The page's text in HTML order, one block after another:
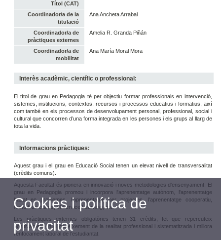
Títol (CAT)
Coordinador/a de la
titulació
Ana Ancheta Arrabal
Coordinador/a de
pràctiques externes
Amelia R. Granda Piñán
Coordinador/a de
mobilitat
Ana María Moral Mora
Interès acadèmic, científic o professional:
El títol de grau en Pedagogia té per objectiu formar professionals en intervenció,
sistemes, institucions, contextos, recursos i processos educatius i formatius, així
com també en els processos de desenvolupament personal, professional, social i
cultural que concorren d’una forma integrada en les persones i els grups al llarg de
tota la vida.
Informacions pràctiques:
Aquest grau i el grau en Educació Social tenen un elevat nivell de transversalitat
(crèdits comuns).
Aquesta Facultat és pionera en innovació i noves metodologies d'ensenyament. El
grau en Pedagogia promou i incorpora l'aprenentatge autònom, l'aprenentatge
basat en problemes, l'aprenentatge per projectes, l'aprenentatge cooperatiu,
l'estudi de casos, el Service Learning, etc.
Les pràctiques externes obligatòries tenen 31 crèdits, fet que repercuteix
positivament en el coneixement de la realitat professional i sistematitzada i millora
l'enfocament laboral de l'estudiantat.
Cookies i política de
privacitat